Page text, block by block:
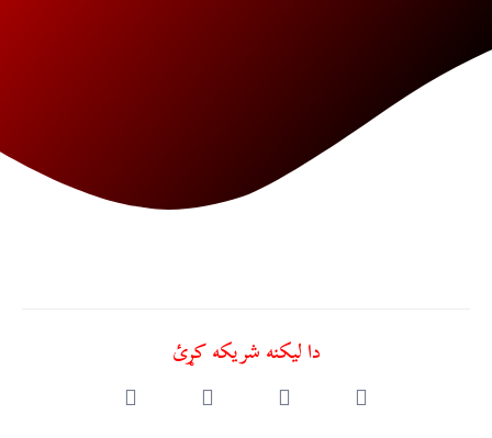
دا ليکنه شريکه کړئ